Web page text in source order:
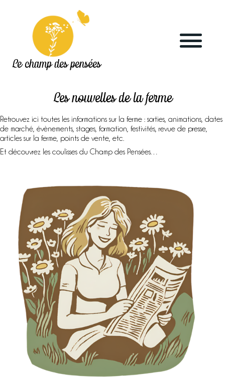
Le champ des pensées
Les nouvelles de la ferme
Retrouvez ici toutes les informations sur la ferme : sorties, animations, dates
de marché, évènements, stages, formation, festivités, revue de presse,
articles sur la ferme, points de vente, etc.
Et découvrez les coulisses du Champ des Pensées…
Accueil
Le blog
Marchés & points de vente
L’herboristerie
La distillerie
Labels & démarches
L’atelier
Ateliers
& sorties
Boutique
A propos
Contact
Mon Panier